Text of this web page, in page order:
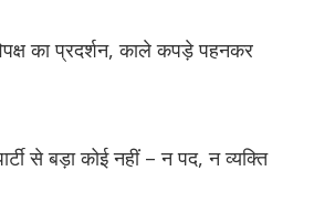
का प्रदर्शन, काले कपड़े पहनकर
से बड़ा कोई नहीं – न पद, न व्यक्ति